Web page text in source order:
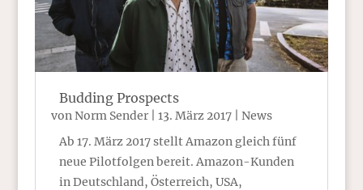
Budding Prospects
von Norm Sender| 13. März 2017| News
Ab 17. März 2017 stellt Amazon gleich fünf
neue Pilotfolgen bereit. Amazon-Kunden
in Deutschland, Österreich, USA,